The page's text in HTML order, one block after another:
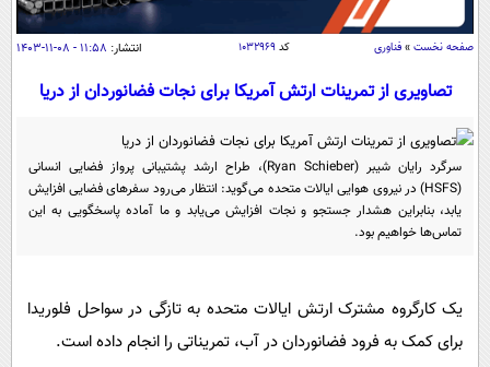
اقتصاد
اقتصادی
جامعه
حوادث
سلامت
سفر و تفریح
بین الملل
سیاست خارجی
فرهنگ و هنر
علمی
اخبار کریپتو
گوناگون
سرگرمی
فیلم
صفحه نخست » فناوری کد ۱۰۳۲۹۶۹ انتشار: ۱۱:۵۸ - ۰۸-۱۱-۱۴۰۳
تصاویری از تمرینات ارتش آمریکا برای نجات فضانوردان از دریا
سرگرد رایان شیبر (Ryan Schieber)، طراح ارشد پشتیبانی پرواز فضایی انسانی
(HSFS) در نیروی هوایی ایالات متحده می‌گوید: انتظار می‌رود سفرهای فضایی افزایش
یابد، بنابراین هشدار جستجو و نجات افزایش می‌یابد و ما آماده پاسخگویی به این
تماس‌ها خواهیم بود.
یک کارگروه مشترک ارتش ایالات متحده به تازگی در سواحل فلوریدا
برای کمک به فرود فضانوردان در آب، تمریناتی را انجام داده است.